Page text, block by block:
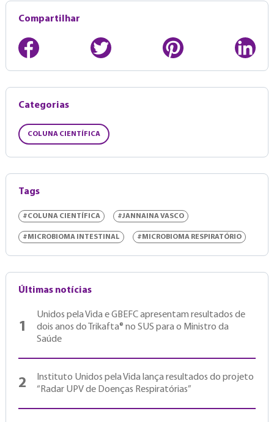
Compartilhar
Categorias
COLUNA CIENTÍFICA
Tags
#COLUNA CIENTÍFICA #JANNAINA VASCO
#MICROBIOMA INTESTINAL #MICROBIOMA RESPIRATÓRIO
Últimas notícias
1
Unidos pela Vida e GBEFC apresentam resultados de
dois anos do Trikafta® no SUS para o Ministro da
Saúde
2
Instituto Unidos pela Vida lança resultados do projeto
“Radar UPV de Doenças Respiratórias”